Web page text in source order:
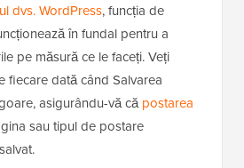
dvs. WordPress, funcția de
în fundal pentru a
pe măsură ce le faceți. Veți
fiecare dată când Salvarea
asigurându-vă căpostarea
sau tipul de postare